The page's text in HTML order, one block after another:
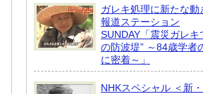
ガレキ処理に新たな動
報道ステーション
SUNDAY「震災ガレキ
の防波堤” ～84歳学者
に密着～」
NHKスペシャル ＜新